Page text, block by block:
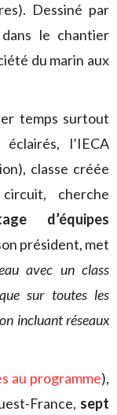
Dessiné par
le chantier
du marin aux
temps surtout
l’IECA
classe créée
cherche
d’équipes
président, met
avec un class
sur toutes les
incluant réseaux
au programme),
France, sept